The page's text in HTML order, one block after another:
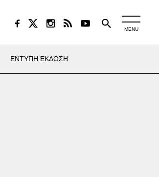
MENU
ΕΝΤΥΠΗ ΕΚΔΟΣΗ